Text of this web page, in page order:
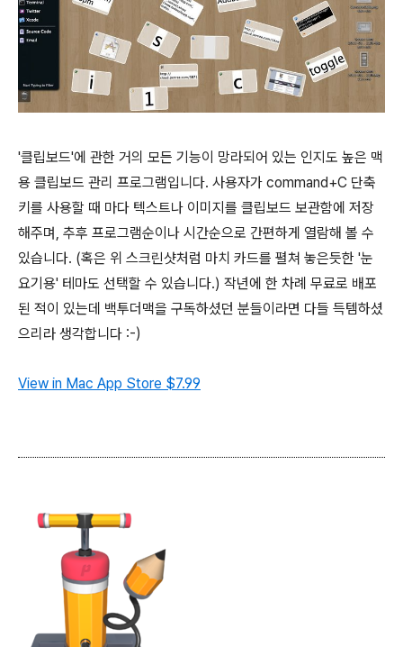
'클립보드'에 관한 거의 모든 기능이 망라되어 있는 인지도 높은 맥
용 클립보드 관리 프로그램입니다. 사용자가 command+C 단축
키를 사용할 때 마다 텍스트나 이미지를 클립보드 보관함에 저장
해주며, 추후 프로그램순이나 시간순으로 간편하게 열람해 볼 수
있습니다. (혹은 위 스크린샷처럼 마치 카드를 펼쳐 놓은듯한 '눈
요기용' 테마도 선택할 수 있습니다.) 작년에 한 차례 무료로 배포
된 적이 있는데 백투더맥을 구독하셨던 분들이라면 다들 득템하셨
으리라 생각합니다 :-)
View in Mac App Store $7.99